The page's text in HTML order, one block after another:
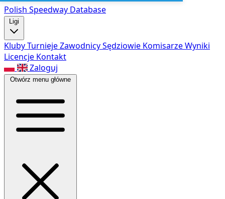
Polish Speedway Database
Ligi
KlubyTurniejeZawodnicySędziowie KomisarzeWyniki
Licencje Kontakt
Zaloguj
Otwórz menu główne